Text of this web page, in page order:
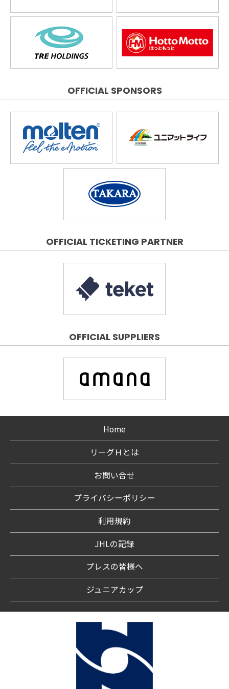
OFFICIAL SPONSORS
OFFICIAL TICKETING PARTNER
OFFICIAL SUPPLIERS
Home
リーグＨとは
お問い合せ
プライバシーポリシー
利用規約
JHLの記録
プレスの皆様へ
ジュニアカップ